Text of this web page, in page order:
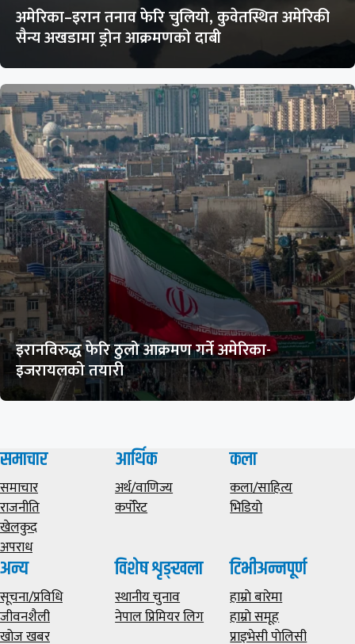
अमेरिका–इरान तनाव फेरि चुलियो, कुवेतस्थित अमेरिकी
सैन्य अखडामा ड्रोन आक्रमणको दाबी
इरानविरुद्ध फेरि ठुलो आक्रमण गर्ने अमेरिका-
इजरायलको तयारी
समाचार
समाचार
राजनीति
खेलकुद
अपराध
आर्थिक
अर्थ/वाणिज्य
कर्पोरेट
कला
कला/साहित्य
भिडियाे
अन्य
सूचना/प्रविधि
जीवनशैली
खोज खबर
विशेष शृङ्खला
स्थानीय चुनाव
नेपाल प्रिमियर लिग
टिभीअन्नपूर्ण
हाम्राे बारेमा
हाम्राे समूह
प्राइभेसी पाेलिसी